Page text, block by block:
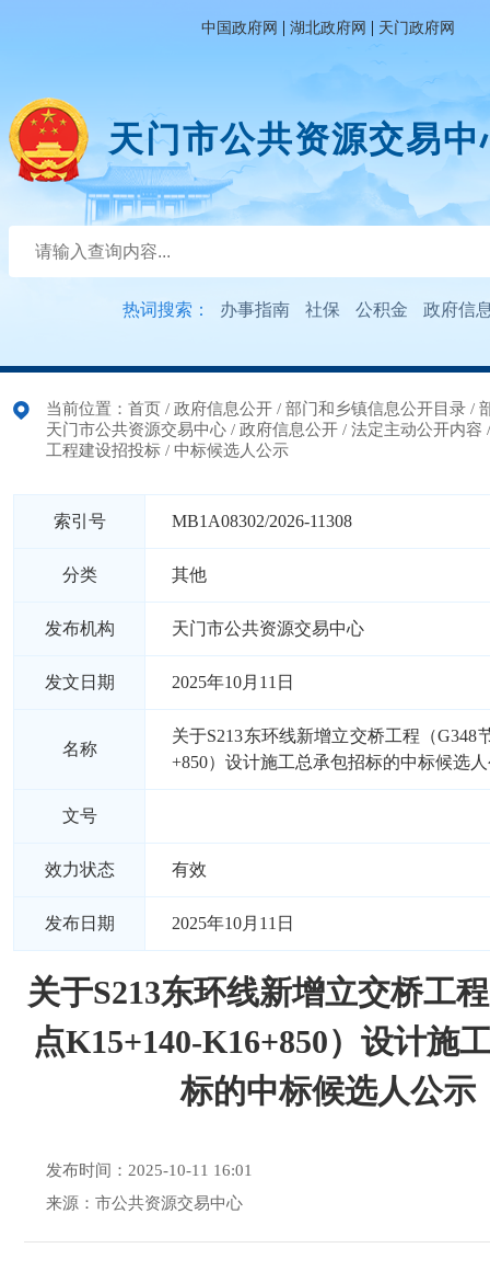
中国政府网 | 湖北政府网 | 天门政府网
天门市公共资源交易中
热词搜索： 办事指南 社保 公积金 政府信
当前位置： 首页 / 政府信息公开 / 部门和乡镇信息公开目录 /
天门市公共资源交易中心 / 政府信息公开 / 法定主动公开内容
工程建设招投标 / 中标候选人公示
索引号 MB1A08302/2026-11308
分类 其他
发布机构 天门市公共资源交易中心
发文日期 2025年10月11日
名称
关于S213东环线新增立交桥工程（G348
+850）设计施工总承包招标的中标候选
文号
效力状态 有效
发布日期 2025年10月11日
关于S213东环线新增立交桥工
点K15+140-K16+850）设计施
标的中标候选人公示
发布时间：2025-10-11 16:01
来源：市公共资源交易中心